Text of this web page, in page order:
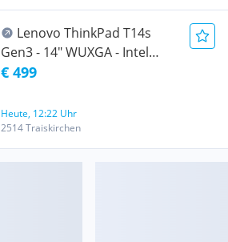
Bluetooth | Lightning-
Anschluss. | Zustand: Gut
#2063914
Lenovo ThinkPad T14s
Gen3 - 14" WUXGA - Intel
Core i5-1245U -16GB RAM -
€ 499
Heute, 12:22 Uhr
2514 Traiskirchen